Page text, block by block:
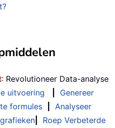
: Revolutioneer Data-analyse
uitvoering
Genereer
formules
Analyseer
Roep Verbeterde